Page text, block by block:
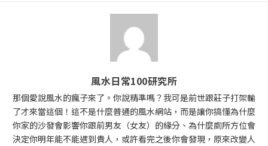
風水日常100研究所
那個愛說風水的瘋子來了。你說精準嗎？我可是前世跟莊子打架輸
了才來當這個！這不是什麼普通的風水網站，而是讓你搞懂為什麼
你家的沙發會影響你跟前男友（女友）的緣分、為什麼廁所方位會
決定你明年能不能遇到貴人，或許看完之後你會發現，原來改變人